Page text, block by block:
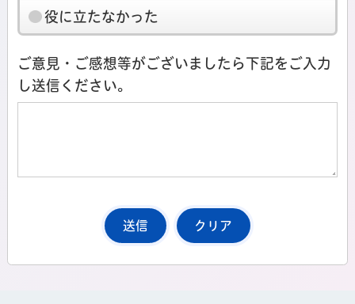
役に立たなかった
ご意見・ご感想等がございましたら下記をご入力
し送信ください。